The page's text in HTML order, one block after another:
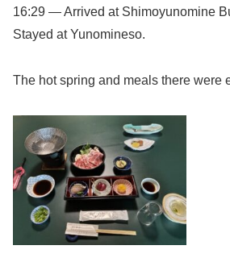
16:29 — Arrived at Shimoyunomine
Stayed at Yunomineso.
The hot spring and meals there were